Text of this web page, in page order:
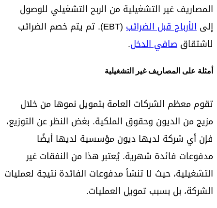
المصاريف غير التشغيلية من الربح التشغيلي للوصول
إلى الأرباح قبل الضرائب
(EBT). ثم يتم خصم الضرائب
لاشتقاق صافي الدخل.
أمثلة على المصاريف غير التشغيلية
تقوم معظم الشركات العامة بتمويل نموها من خلال
مزيج من الديون وحقوق الملكية. بغض النظر عن التوزيع،
فإن أي شركة لديها ديون مؤسسية لديها أيضًا
مدفوعات فائدة شهرية. يُعتبر هذا من النفقات غير
التشغيلية، حيث لا تنشأ مدفوعات الفائدة نتيجة لعمليات
الشركة، بل بسبب تمويل العمليات.